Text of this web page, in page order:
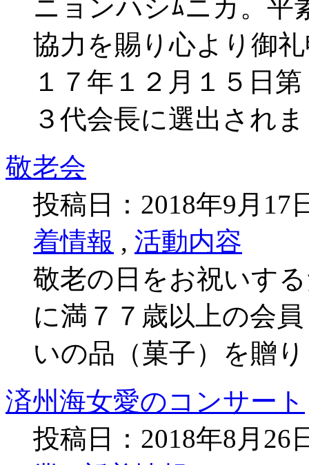
ニョンハシﾑニカ。平
協力を賜り心より御
１７年１２月１５日
３代会長に選出され
敬老会
投稿日：2018年9月17
着情報 , 活動内容
敬老の日をお祝いす
に満７７歳以上の会
いの品（菓子）を贈
済州海女愛のコンサート
投稿日：2018年8月26